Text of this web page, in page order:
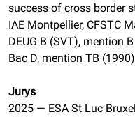
success of cross border
IAE Montpellier, CFSTC
DEUG B (SVT), mention
Bac D, mention TB
Jurys
2025 — ESA St Luc